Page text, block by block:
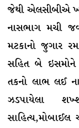
જેથી એલસીબીએ
નાસભાગ મચી
મટકાનો જુગાર
સહિત બે ઇસમોને
તકનો લાભ લઈ
ઝડપાયેલા